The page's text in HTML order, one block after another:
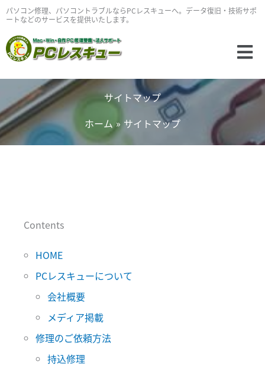
内
容
を
ス
プ
パソコン修理、パソコントラブルならPCレスキューへ。データ復旧・技術サポ
ートなどのサービスを提供いたします。
Main
Menu
サイトマップ
ホーム
サイトマップ
Contents
HOME
PCレスキューについて
会社概要
メディア掲載
修理のご依頼方法
持込修理